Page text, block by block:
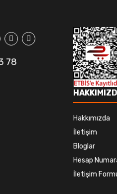
78
Hakkımızda
İletişim
Bloglar
Hesap
İletişim